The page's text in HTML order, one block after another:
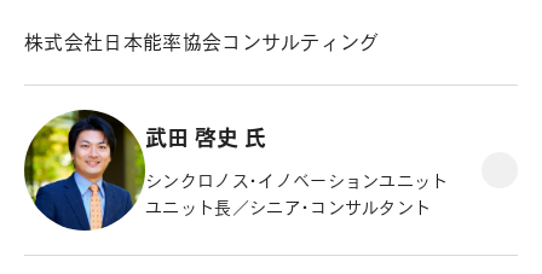
株式会社日本能率協会コンサルティング
武田 啓史 氏
シンクロノス・イノベーションユニット
ユニット長／シニア・コンサルタント